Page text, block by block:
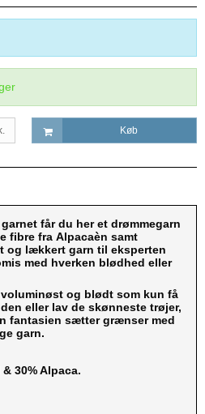
Køb
får du her et drømmegarn
fibre fra Alpacaèn samt
og lækkert garn til eksperten
med hverken blødhed eller
og blødt som kun få
eller lav de skønneste trøjer,
fantasien sætter grænser med
garn.
30% Alpaca.